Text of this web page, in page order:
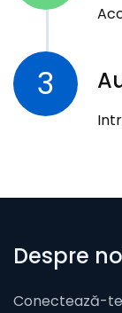
3
Despre
Conectează-te